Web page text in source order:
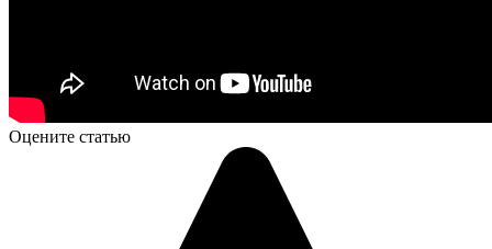
Оцените статью